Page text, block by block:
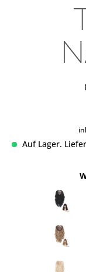
Auf Lager.